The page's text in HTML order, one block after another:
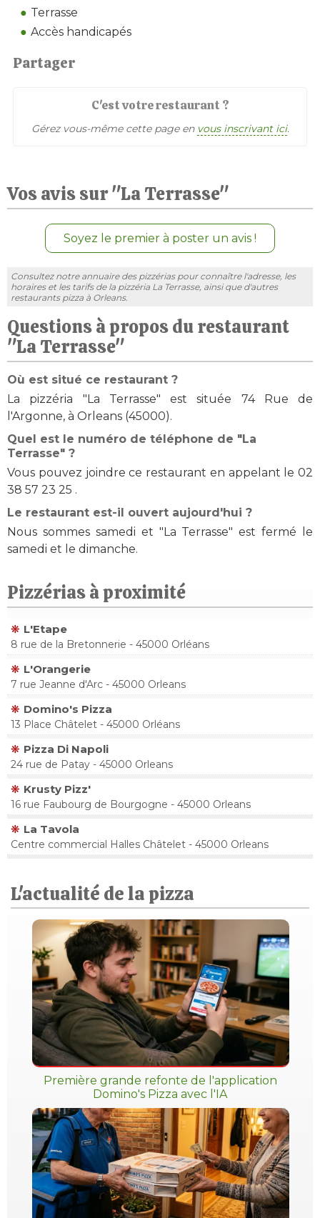
Terrasse
Accès handicapés
Partager
C'est votre restaurant ?
Gérez vous-même cette page en vous inscrivant ici.
Vos avis sur "La Terrasse"
Soyez le premier à poster un avis !
Consultez notre annuaire des pizzérias pour connaître l'adresse, les
horaires et les tarifs de la pizzéria La Terrasse, ainsi que d'autres
restaurants pizza à Orleans.
Questions à propos du restaurant
"La Terrasse"
Où est situé ce restaurant ?
La pizzéria "La Terrasse" est située 74 Rue de
l'Argonne, à Orleans (45000).
Quel est le numéro de téléphone de "La
Terrasse" ?
Vous pouvez joindre ce restaurant en appelant le 02
38 57 23 25 .
Le restaurant est-il ouvert aujourd'hui ?
Nous sommes samedi et "La Terrasse" est fermé le
samedi et le dimanche.
Pizzérias à proximité
L'Etape
8 rue de la Bretonnerie - 45000 Orléans
L'Orangerie
7 rue Jeanne d'Arc - 45000 Orleans
Domino's Pizza
13 Place Châtelet - 45000 Orléans
Pizza Di Napoli
24 rue de Patay - 45000 Orleans
Krusty Pizz'
16 rue Faubourg de Bourgogne - 45000 Orleans
La Tavola
Centre commercial Halles Châtelet - 45000 Orleans
L'actualité de la pizza
Première grande refonte de l'application
Domino's Pizza avec l'IA